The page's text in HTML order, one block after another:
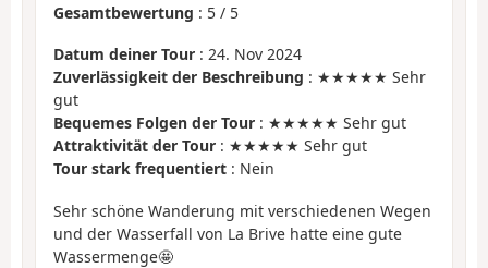
Gesamtbewertung : 5 / 5
Datum deiner Tour : 24. Nov 2024
Zuverlässigkeit der Beschreibung : ★★★★★ Sehr
gut
Bequemes Folgen der Tour : ★★★★★ Sehr gut
Attraktivität der Tour : ★★★★★ Sehr gut
Tour stark frequentiert : Nein
Sehr schöne Wanderung mit verschiedenen Wegen
und der Wasserfall von La Brive hatte eine gute
Wassermenge🤩